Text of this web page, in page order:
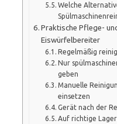
Welche
Praktische Pflege-
Eiswürfelbereiter
Regelmäßig
Nur
geben
Manuelle
einsetzen
Gerät nach der
Auf richtige